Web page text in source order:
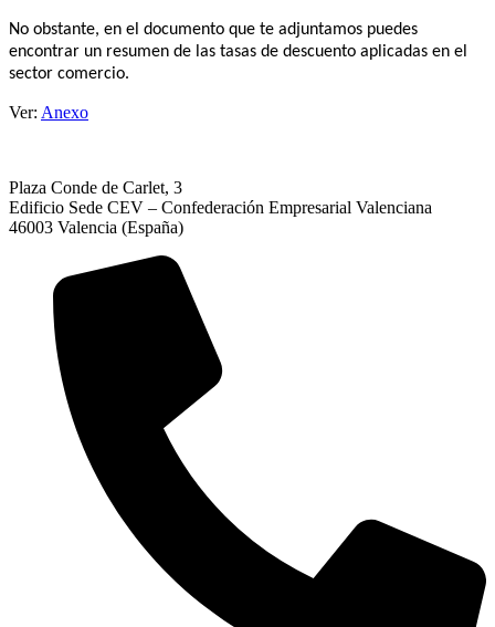
No obstante, en el documento que te adjuntamos puedes
encontrar un resumen de las tasas de descuento aplicadas en el
sector comercio.
Ver: Anexo
Plaza Conde de Carlet, 3
Edificio Sede CEV – Confederación Empresarial Valenciana
46003 Valencia (España)